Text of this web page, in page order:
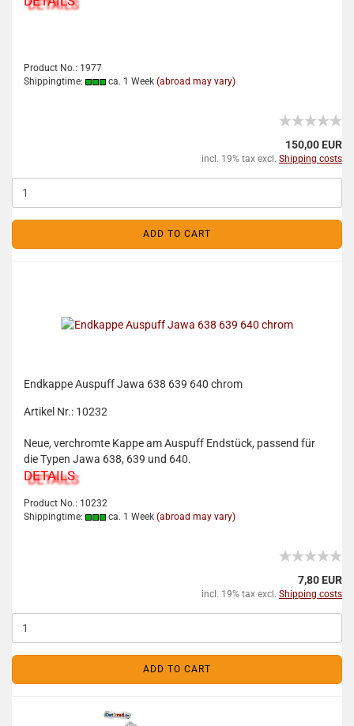
Product No.: 1977
Shippingtime:
ca. 1 Week (abroad may vary)
150,00 EUR
incl. 19% tax excl. Shipping costs
ADD TO CART
Endkappe Auspuff Jawa 638 639 640 chrom
Artikel Nr.: 10232
Neue, verchromte Kappe am Auspuff Endstück, passend für
die Typen Jawa 638, 639 und 640.
DETAILS
Product No.: 10232
Shippingtime:
ca. 1 Week (abroad may vary)
7,80 EUR
incl. 19% tax excl. Shipping costs
ADD TO CART